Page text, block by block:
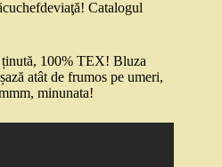
Catalogul
100% TEX! Bluza
atât de frumos pe umeri,
minunata!